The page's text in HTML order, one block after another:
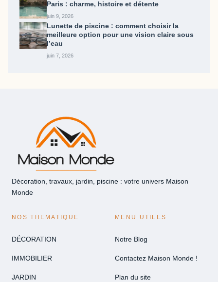
Paris : charme, histoire et détente
juin 9, 2026
Lunette de piscine : comment choisir la
meilleure option pour une vision claire sous
l’eau
juin 7, 2026
Décoration, travaux, jardin, piscine : votre univers Maison
Monde
NOS THEMATIQUE
DÉCORATION
IMMOBILIER
JARDIN
MENU UTILES
Notre Blog
Contactez Maison Monde !
Plan du site